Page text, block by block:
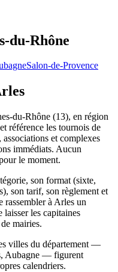
du-Rhône
Salon-de-Provence
du-Rhône (13), en région
référence les tournois de
et complexes
immédiats. Aucun
le moment.
son format (sixte,
son tarif, son règlement et
rassembler à Arles un
les capitaines
mairies.
villes du département —
Aubagne — figurent
calendriers.